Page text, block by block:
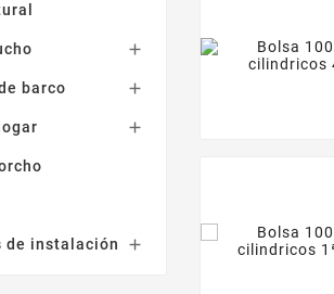

barco 

de instalación 